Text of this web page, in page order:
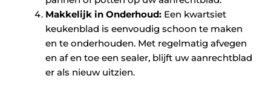
Makkelijk in Onderhoud: Een kwartsiet
keukenblad is eenvoudig schoon te maken
en te onderhouden. Met regelmatig afvegen
en af en toe een sealer, blijft uw aanrechtblad
er als nieuw uitzien.